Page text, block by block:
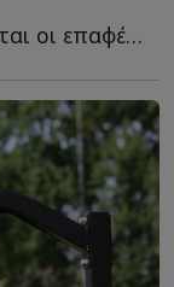
Σε προχωρημένο στάδιο βρίσκονται οι επαφές του Ηρακλή μ...